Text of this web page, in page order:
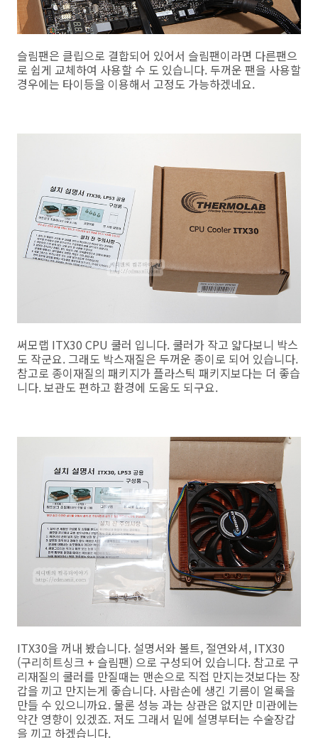
슬림팬은 클립으로 결합되어 있어서 슬림팬이라면 다른팬으
로 쉽게 교체하여 사용할 수 도 있습니다. 두꺼운 팬을 사용할
경우에는 타이등을 이용해서 고정도 가능하겠네요.
써모랩 ITX30 CPU 쿨러 입니다. 쿨러가 작고 얇다보니 박스
도 작군요. 그래도 박스재질은 두꺼운 종이로 되어 있습니다.
참고로 종이재질의 패키지가 플라스틱 패키지보다는 더 좋습
니다. 보관도 편하고 환경에 도움도 되구요.
ITX30을 꺼내 봤습니다. 설명서와 볼트, 절연와셔, ITX30
(구리히트싱크 + 슬림팬) 으로 구성되어 있습니다. 참고로 구
리재질의 쿨러를 만질때는 맨손으로 직접 만지는것보다는 장
갑을 끼고 만지는게 좋습니다. 사람손에 생긴 기름이 얼룩을
만들 수 있으니까요. 물론 성능 과는 상관은 없지만 미관에는
약간 영향이 있겠죠. 저도 그래서 밑에 설명부터는 수술장갑
을 끼고 하겠습니다.